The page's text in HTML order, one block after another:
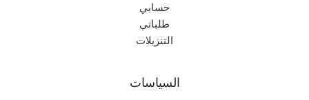
حسابي
طلباتي
التنزيلات
السياسات